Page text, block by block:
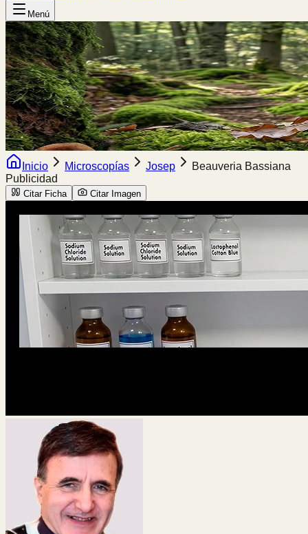
Menú
Inicio Microscopías Josep
Beauveria Bassiana
Publicidad
Citar Ficha Citar Imagen